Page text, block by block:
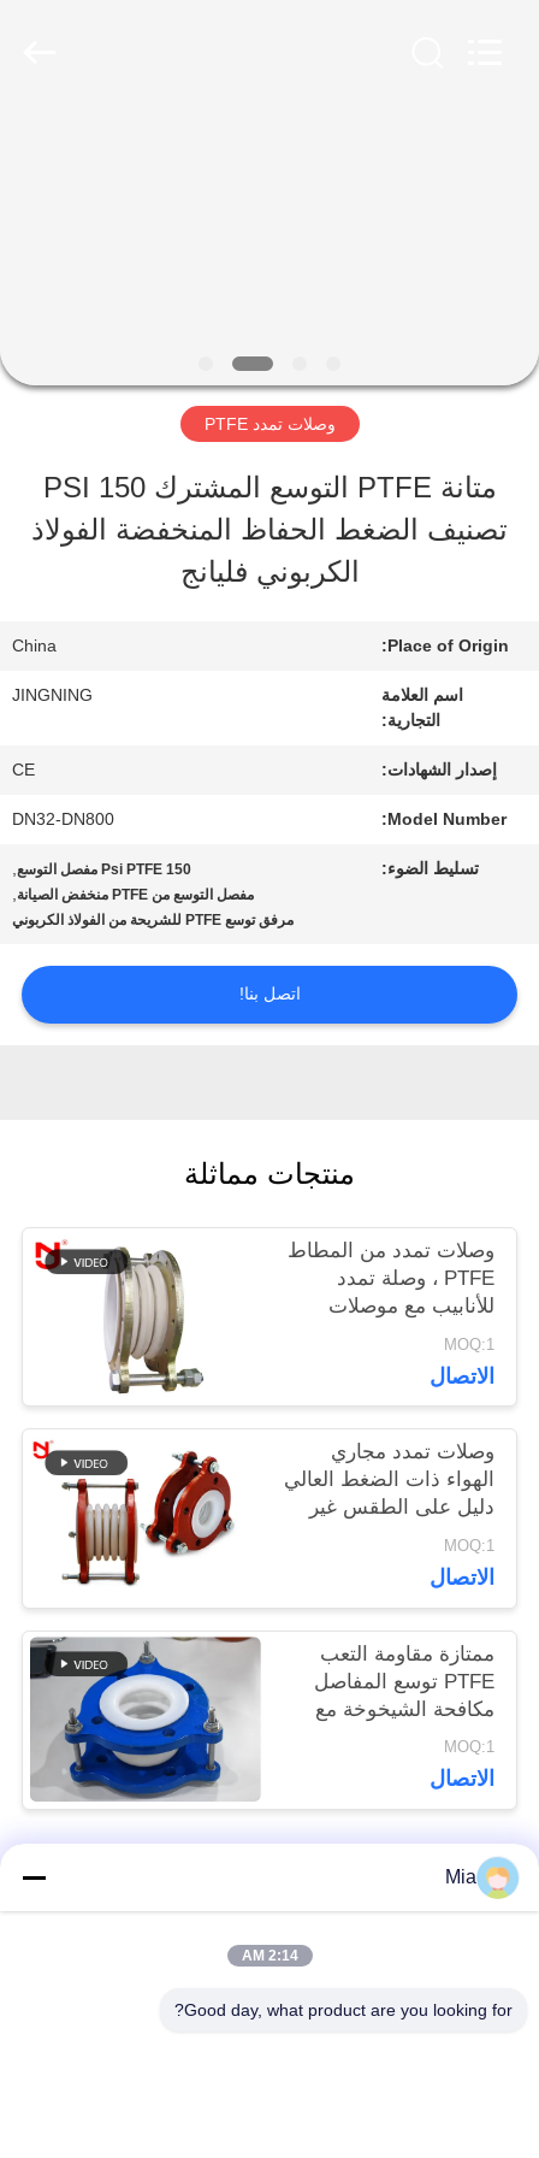
الواقع
معلومات
عنا
جولة
مراقبة
الجودة
اتصل
بنا
اقتباس
خريطة
الموقع
سياسة
الخصوصية
وصلات تمدد PTFE
متانة PTFE التوسع المشترك 150 PSI
تصنيف الضغط الحفاظ المنخفضة الفولاذ
الكربوني فليانج
Place of Origin:
China
اسم العلامة
التجارية:
JINGNING
إصدار الشهادات: CE
Model Number:
DN32-DN800
تسليط الضوء: 150 Psi PTFE مفصل التوسع ,
مفصل التوسع من PTFE منخفض الصيانة ,
مرفق توسع PTFE للشريحة من الفولاذ الكربوني
اتصل بنا!
منتجات مماثلة
وصلات تمدد من المطاط
PTFE ، وصلة تمدد
للأنابيب مع موصلات
معدنية ملتوية
MOQ:1
الاتصال
وصلات تمدد مجاري
الهواء ذات الضغط العالي
دليل على الطقس غير
ماص لصناعة النفط
MOQ:1
الاتصال
ممتازة مقاومة التعب
PTFE توسع المفاصل
مكافحة الشيخوخة مع
شهادة CE
MOQ:1
الاتصال
فئات شعبية جميع
أحادية المجال
Mia
2:14 AM
Good day, what product are you looking for?